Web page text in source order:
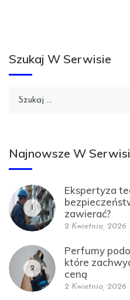
Szukaj W Serwisie
Szukaj:
Najnowsze W
1
Ekspertyza
zawierać?
2 Kwietnia, 2026
2
Perfumy
które
ceną
2 Kwietnia, 2026